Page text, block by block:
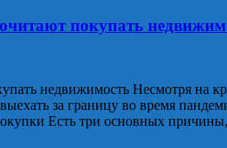
покупать
недвижимость Несмотря на
за границу во время
Есть три основных причины,